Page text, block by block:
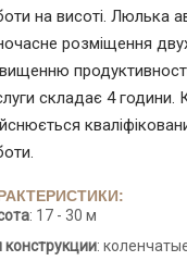
на висоті. Люлька
розміщення
складає 4
: 17 - 30 м
конcтрукции: